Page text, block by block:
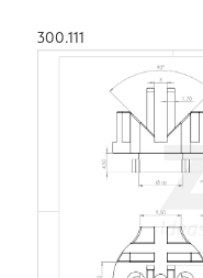
300.111